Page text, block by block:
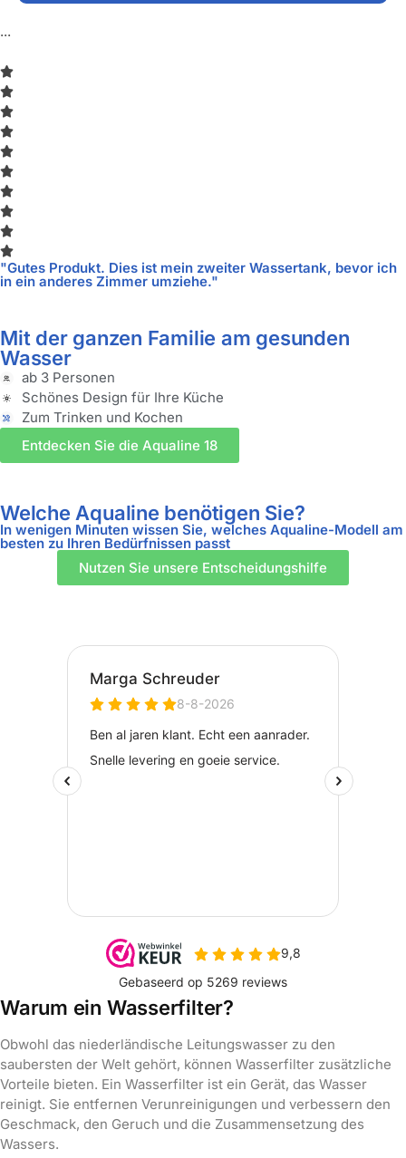
...
"Gutes Produkt. Dies ist mein zweiter Wassertank, bevor ich
in ein anderes Zimmer umziehe."
Mit der ganzen Familie am gesunden
Wasser
ab 3 Personen
Schönes Design für Ihre Küche
Zum Trinken und Kochen
Entdecken Sie die Aqualine 18
Welche Aqualine benötigen Sie?
In wenigen Minuten wissen Sie, welches Aqualine-Modell am
besten zu Ihren Bedürfnissen passt
Nutzen Sie unsere Entscheidungshilfe
Warum ein Wasserfilter?
Obwohl das niederländische Leitungswasser zu den
saubersten der Welt gehört, können Wasserfilter zusätzliche
Vorteile bieten. Ein Wasserfilter ist ein Gerät, das Wasser
reinigt. Sie entfernen Verunreinigungen und verbessern den
Geschmack, den Geruch und die Zusammensetzung des
Wassers.